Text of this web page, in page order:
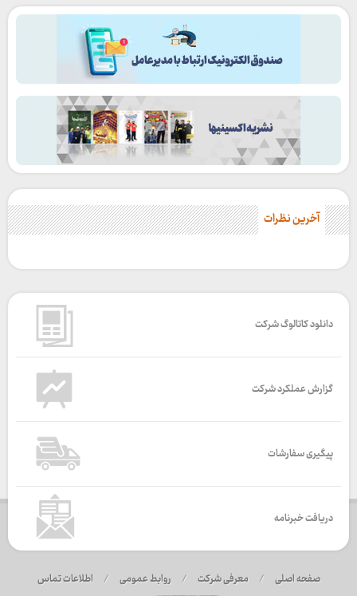
آخرین نظرات
دانلود کاتالوگ شرکت
گزارش عملکرد شرکت
پیگیری سفارشات
دریافت خبرنامه
صفحه اصلی / معرفی شرکت / روابط عمومی / اطلاعات تماس